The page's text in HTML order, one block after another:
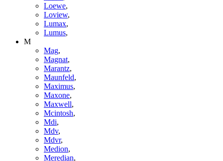
Loewe,
Loview,
Lumax,
Lumus,
M
Mag,
Magnat,
Marantz,
Maunfeld,
Maximus,
Maxone,
Maxwell,
Mcintosh,
Mdi,
Mdv,
Mdvr,
Medion,
Meredian,